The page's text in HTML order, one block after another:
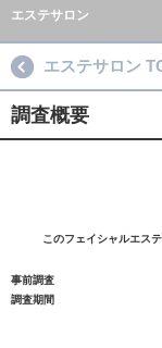
エステサロン
エステサロン
調査概要
このフェイシャルエス
事前調査
調査期間